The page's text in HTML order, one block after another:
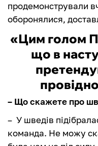
продемонстрували
оборонялися,
«Цим голом
що в
– Що скажете про
– У шведів
команда. Не можу